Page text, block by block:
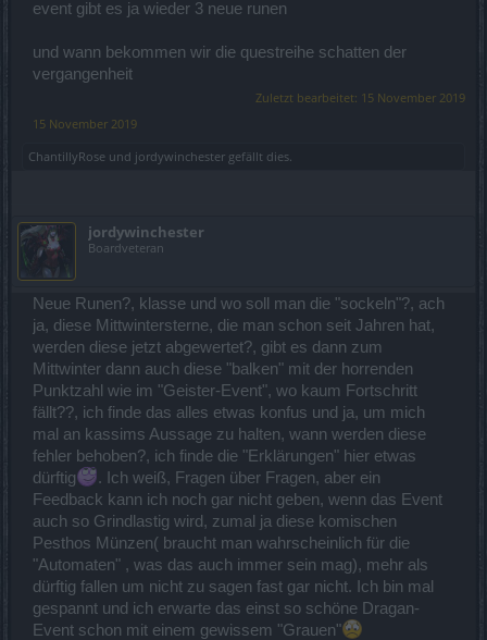
event gibt es ja wieder 3 neue runen
und wann bekommen wir die questreihe schatten der
vergangenheit
Zuletzt bearbeitet: 15 November 2019
15 November 2019
ChantillyRose und jordywinchester gefällt dies.
jordywinchester
Boardveteran
Neue Runen?, klasse und wo soll man die "sockeln"?, ach
ja, diese Mittwintersterne, die man schon seit Jahren hat,
werden diese jetzt abgewertet?, gibt es dann zum
Mittwinter dann auch diese "balken" mit der horrenden
Punktzahl wie im "Geister-Event", wo kaum Fortschritt
fällt??, ich finde das alles etwas konfus und ja, um mich
mal an kassims Aussage zu halten, wann werden diese
fehler behoben?, ich finde die "Erklärungen" hier etwas
dürftig
. Ich weiß, Fragen über Fragen, aber ein
Feedback kann ich noch gar nicht geben, wenn das Event
auch so Grindlastig wird, zumal ja diese komischen
Pesthos Münzen( braucht man wahrscheinlich für die
"Automaten" , was das auch immer sein mag), mehr als
dürftig fallen um nicht zu sagen fast gar nicht. Ich bin mal
gespannt und ich erwarte das einst so schöne Dragan-
Event schon mit einem gewissem "Grauen"